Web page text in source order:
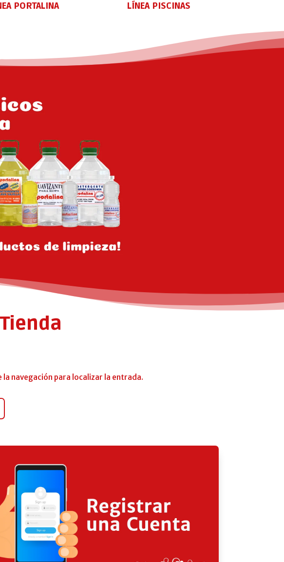
PORTALINA LÍNEA PISCINAS
navegación para localizar la entrada.